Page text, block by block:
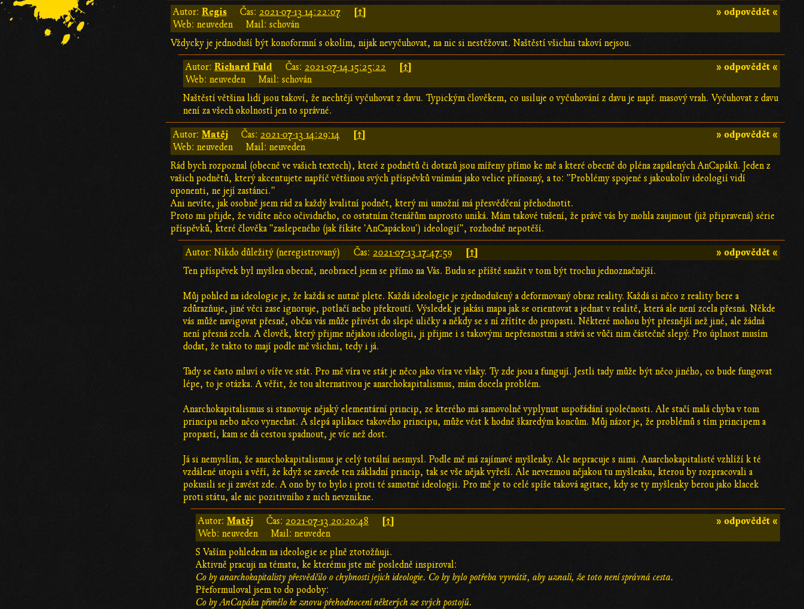
» odpovědět «
Autor:Regis Čas: 2021-07-13 14:22:07 [↑]
Web: neuveden
Mail: schován
Vždycky je jednoduší být konoformní s okolím, nijak nevyčuhovat, na nic si nestěžovat. Naštěstí všichni takoví nejsou.
» odpovědět «
Autor:Richard Fuld Čas: 2021-07-14 15:25:22 [↑]
Web: neuveden
Mail: schován
Naštěstí většina lidí jsou takoví, že nechtějí vyčuhovat z davu. Typickým člověkem, co usiluje o vyčuhování z davu je např. masový vrah. Vyčuhovat z davu
není za všech okolností jen to správné.
» odpovědět «
Autor:Matěj Čas: 2021-07-13 14:29:14 [↑]
Web: neuveden
Mail: neuveden
Rád bych rozpoznal (obecně ve vašich textech), které z podnětů či dotazů jsou mířeny přímo ke mě a které obecně do pléna zapálených AnCapáků. Jeden z
vašich podnětů, který akcentujete napříč většinou svých příspěvků vnímám jako velice přínosný, a to: "Problémy spojené s jakoukoliv ideologií vidí
oponenti, ne její zastánci."
Ani nevíte, jak osobně jsem rád za každý kvalitní podnět, který mi umožní má přesvědčení přehodnotit.
Proto mi přijde, že vidíte něco očividného, co ostatním čtenářům naprosto uniká. Mám takové tušení, že právě vás by mohla zaujmout (již připravená) série
příspěvků, které člověka "zaslepeného (jak říkáte 'AnCapáckou') ideologií", rozhodně nepotěší.
» odpovědět «
Autor: Nikdo důležitý (neregistrovaný) Čas: 2021-07-13 17:47:59 [↑]
Ten příspěvek byl myšlen obecně, neobracel jsem se přímo na Vás. Budu se příště snažit v tom být trochu jednoznačnější.
Můj pohled na ideologie je, že každá se nutně plete. Každá ideologie je zjednodušený a deformovaný obraz reality. Každá si něco z reality bere a
zdůrazňuje, jiné věci zase ignoruje, potlačí nebo překroutí. Výsledek je jakási mapa jak se orientovat a jednat v realitě, která ale není zcela přesná. Někde
vás může navigovat přesně, občas vás může přivést do slepé uličky a někdy se s ní zřítíte do propasti. Některé mohou být přesnější než jiné, ale žádná
není přesná zcela. A člověk, který přijme nějakou ideologii, ji přijme i s takovými nepřesnostmi a stává se vůči nim částečně slepý. Pro úplnost musím
dodat, že takto to mají podle mě všichni, tedy i já.
Tady se často mluví o víře ve stát. Pro mě víra ve stát je něco jako víra ve vlaky. Ty zde jsou a fungují. Jestli tady může být něco jiného, co bude fungovat
lépe, to je otázka. A věřit, že tou alternativou je anarchokapitalismus, mám docela problém.
Anarchokapitalismus si stanovuje nějaký elementární princip, ze kterého má samovolně vyplynut uspořádání společnosti. Ale stačí malá chyba v tom
principu nebo něco vynechat. A slepá aplikace takového principu, může vést k hodně škaredým koncům. Můj názor je, že problémů s tím principem a
propastí, kam se dá cestou spadnout, je víc než dost.
Já si nemyslím, že anarchokapitalismus je celý totální nesmysl. Podle mě má zajímavé myšlenky. Ale nepracuje s nimi. Anarchokapitalisté vzhlíží k té
vzdálené utopii a věří, že když se zavede ten základní princip, tak se vše nějak vyřeší. Ale nevezmou nějakou tu myšlenku, kterou by rozpracovali a
pokusili se ji zavést zde. A ono by to bylo i proti té samotné ideologii. Pro mě je to celé spíše taková agitace, kdy se ty myšlenky berou jako klacek
proti státu, ale nic pozitivního z nich nevznikne.
» odpovědět «
Autor:Matěj Čas: 2021-07-13 20:20:48 [↑]
Web: neuveden
Mail: neuveden
S Vaším pohledem na ideologie se plně ztotožňuji.
Aktivně pracuji na tématu, ke kterému jste mě posledně inspiroval:
Co by anarchokapitalisty přesvědčilo o chybnosti jejich ideologie. Co by bylo potřeba vyvrátit, aby uznali, že toto není správná cesta.
Přeformuloval jsem to do podoby:
Co by AnCapáka přimělo ke znovu-přehodnocení některých ze svých postojů.